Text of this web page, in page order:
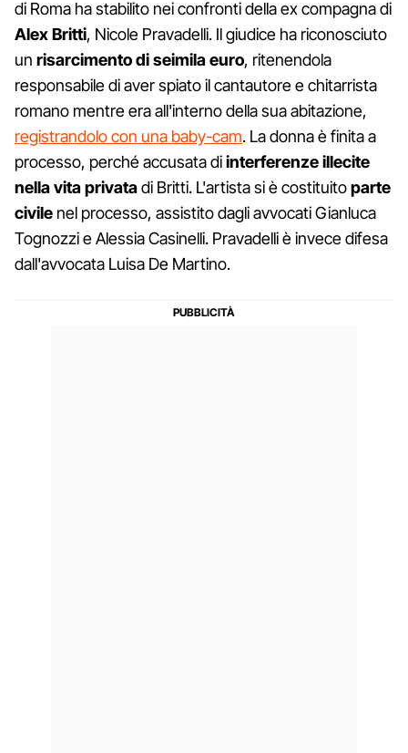
di Roma ha stabilito nei confronti della ex compagna di
Alex Britti, Nicole Pravadelli. Il giudice ha riconosciuto
un risarcimento di seimila euro, ritenendola
responsabile di aver spiato il cantautore e chitarrista
romano mentre era all'interno della sua abitazione,
registrandolo con una baby-cam. La donna è finita a
processo, perché accusata diinterferenze illecite
nella vita privatadi Britti. L'artista si è costituitoparte
civile nel processo, assistito dagli avvocati Gianluca
Tognozzi e Alessia Casinelli. Pravadelli è invece difesa
dall'avvocata Luisa De Martino.